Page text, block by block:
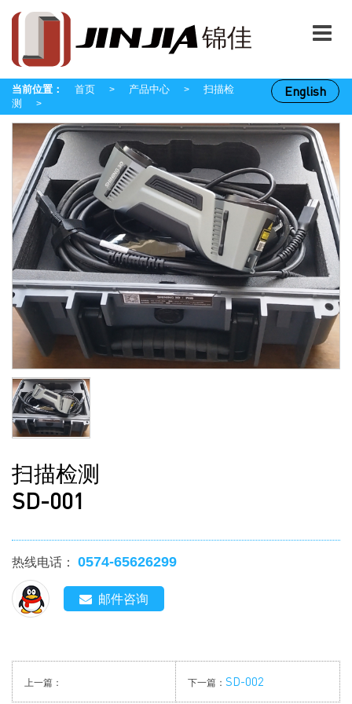
English
当前位置： 首页 > 产品中心 >
扫描检
测
>
扫描检测
SD-001
热线电话： 0574-65626299
邮件咨询
上一篇： 下一篇： SD-002